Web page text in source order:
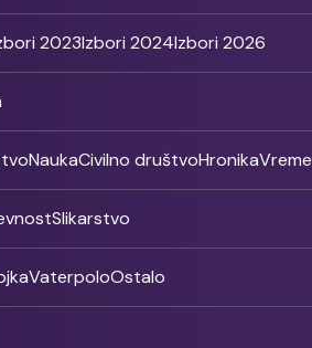
2023Izbori 2024Izbori 2026
NaukaCivilno društvoHronikaVreme
Slikarstvo
VaterpoloOstalo